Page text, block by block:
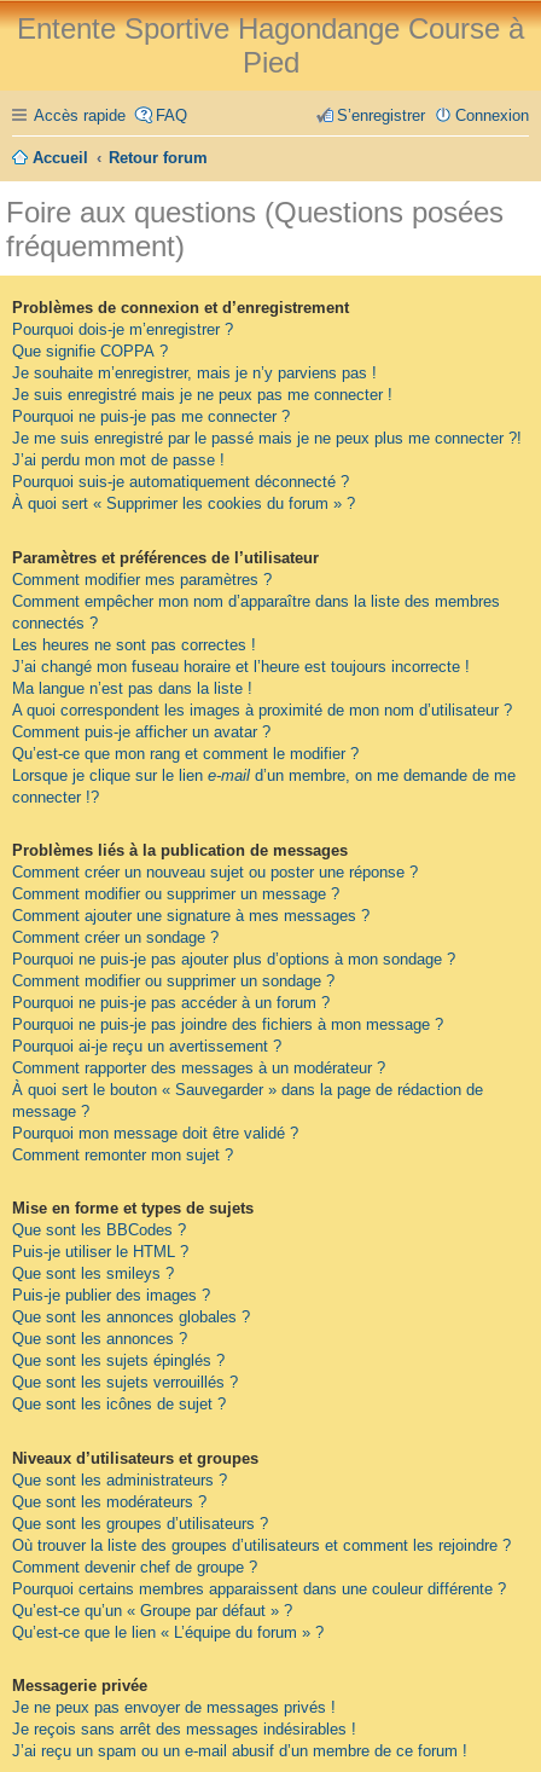
Entente Sportive Hagondange Course à
Pied
Accès rapide FAQ Connexion
S’enregistrer
Accueil Retour forum
Foire aux questions (Questions posées
fréquemment)
Problèmes de connexion et d’enregistrement
Pourquoi dois-je m’enregistrer ?
Que signifie COPPA ?
Je souhaite m’enregistrer, mais je n’y parviens pas !
Je suis enregistré mais je ne peux pas me connecter !
Pourquoi ne puis-je pas me connecter ?
Je me suis enregistré par le passé mais je ne peux plus me connecter ?!
J’ai perdu mon mot de passe !
Pourquoi suis-je automatiquement déconnecté ?
À quoi sert « Supprimer les cookies du forum » ?
Paramètres et préférences de l’utilisateur
Comment modifier mes paramètres ?
Comment empêcher mon nom d’apparaître dans la liste des membres
connectés ?
Les heures ne sont pas correctes !
J’ai changé mon fuseau horaire et l’heure est toujours incorrecte !
Ma langue n’est pas dans la liste !
A quoi correspondent les images à proximité de mon nom d’utilisateur ?
Comment puis-je afficher un avatar ?
Qu’est-ce que mon rang et comment le modifier ?
Lorsque je clique sur le lien e-mail d’un membre, on me demande de me
connecter !?
Problèmes liés à la publication de messages
Comment créer un nouveau sujet ou poster une réponse ?
Comment modifier ou supprimer un message ?
Comment ajouter une signature à mes messages ?
Comment créer un sondage ?
Pourquoi ne puis-je pas ajouter plus d’options à mon sondage ?
Comment modifier ou supprimer un sondage ?
Pourquoi ne puis-je pas accéder à un forum ?
Pourquoi ne puis-je pas joindre des fichiers à mon message ?
Pourquoi ai-je reçu un avertissement ?
Comment rapporter des messages à un modérateur ?
À quoi sert le bouton « Sauvegarder » dans la page de rédaction de
message ?
Pourquoi mon message doit être validé ?
Comment remonter mon sujet ?
Mise en forme et types de sujets
Que sont les BBCodes ?
Puis-je utiliser le HTML ?
Que sont les smileys ?
Puis-je publier des images ?
Que sont les annonces globales ?
Que sont les annonces ?
Que sont les sujets épinglés ?
Que sont les sujets verrouillés ?
Que sont les icônes de sujet ?
Niveaux d’utilisateurs et groupes
Que sont les administrateurs ?
Que sont les modérateurs ?
Que sont les groupes d’utilisateurs ?
Où trouver la liste des groupes d’utilisateurs et comment les rejoindre ?
Comment devenir chef de groupe ?
Pourquoi certains membres apparaissent dans une couleur différente ?
Qu’est-ce qu’un « Groupe par défaut » ?
Qu’est-ce que le lien « L’équipe du forum » ?
Messagerie privée
Je ne peux pas envoyer de messages privés !
Je reçois sans arrêt des messages indésirables !
J’ai reçu un spam ou un e-mail abusif d’un membre de ce forum !